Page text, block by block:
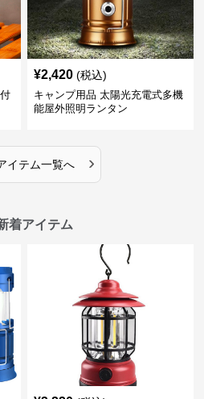
¥2,420 (税込)
キャンプ用品 太陽光充電式多機
能屋外照明ランタン
イテム一覧へ ›
着アイテム